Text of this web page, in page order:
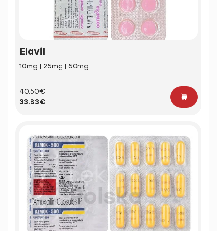
Elavil
10mg | 25mg | 50mg
40.60€
33.83€